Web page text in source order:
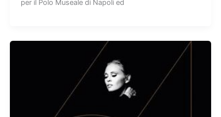
per il Polo Museale di Napoli ed